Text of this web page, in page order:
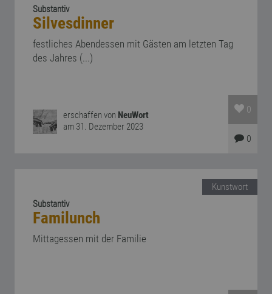
Substantiv
Silvesdinner
festliches Abendessen mit Gästen am letzten Tag
des Jahres (...)
erschaffen von NeuWort
am 31. Dezember 2023
0
0
Kunstwort
Substantiv
Familunch
Mittagessen mit der Familie